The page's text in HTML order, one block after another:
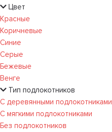
Цвет
Красные
Коричневые
Синие
Серые
Бежевые
Венге
Тип подлокотников
С деревянными подлокотниками
С мягкими подлокотниками
Без подлокотников